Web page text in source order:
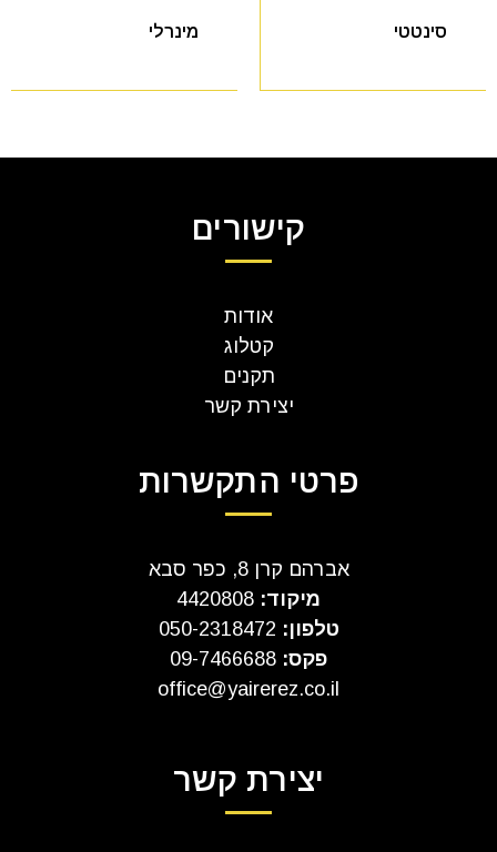
סינטטי מינרלי
קישורים
אודות
קטלוג
תקנים
יצירת קשר
פרטי התקשרות
אברהם קרן 8, כפר סבא
מיקוד:
טלפון:
פקס: 09-7466688
office@yairerez.co.il
יצירת קשר